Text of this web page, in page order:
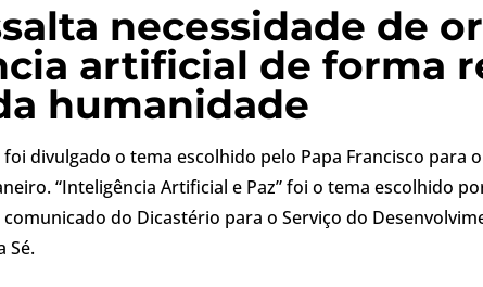
necessidade de
artificial de forma
humanidade
divulgado o tema escolhido pelo Papa Francisco para
“Inteligência Artificial e Paz” foi o tema escolhido
do Dicastério para o Serviço do
Sé.